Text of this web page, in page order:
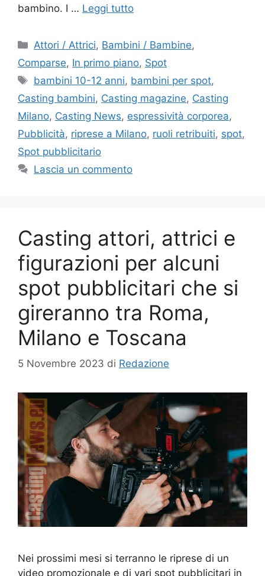
bambino. I … Leggi tutto
Categorie
Attori / Attrici, Bambini / Bambine,
Comparse, In primo piano, Spot
Tag
bambini 10-12 anni, bambini per spot,
Casting bambini, Casting magazine, Casting
Milano, Casting News, espressività corporea,
Pubblicità, riprese a Milano, ruoli retribuiti, spot,
Spot pubblicitario
Lascia un commento
Casting attori, attrici e
figurazioni per alcuni
spot pubblicitari che si
gireranno tra Roma,
Milano e Toscana
5 Novembre 2023 di Redazione
Nei prossimi mesi si terranno le riprese di un
video promozionale e di vari spot pubblicitari in